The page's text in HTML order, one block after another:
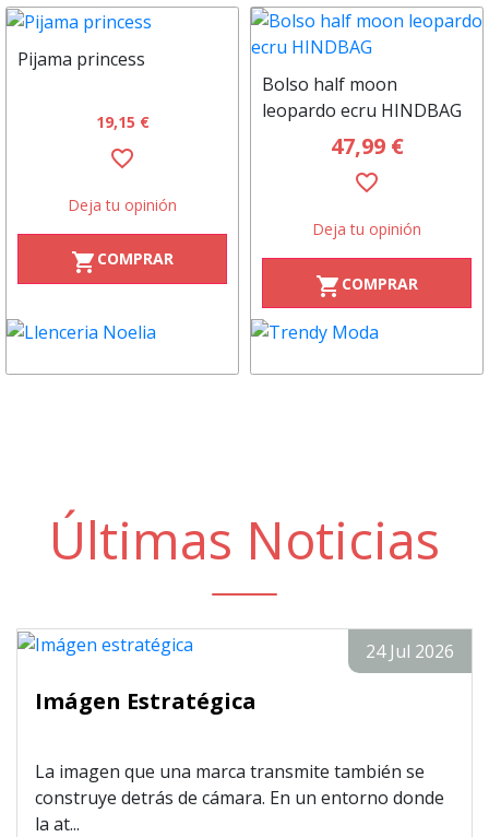
Pijama princess
19,15 €
favorite_border
Deja tu opinión
shopping_cart COMPRAR
Bolso half moon
leopardo ecru HINDBAG
47,99 €
favorite_border
Deja tu opinión
shopping_cart COMPRAR
Últimas Noticias
24 Jul 2026
Imágen Estratégica
La imagen que una marca transmite también se
construye detrás de cámara. En un entorno donde
la at...